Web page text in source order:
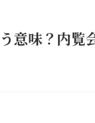
意味？内覧